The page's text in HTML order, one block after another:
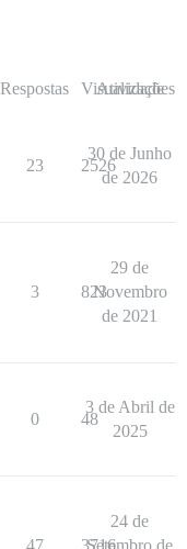
Respostas Visualizações
Atividade
23 2526
30 de Junho
de 2026
3 823
29 de
Novembro
de 2021
0 48
3 de Abril de
2025
24 de